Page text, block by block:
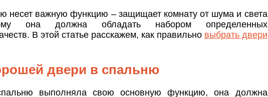
несет важную функцию – защищает комнату от шума и света
она должна обладать набором определенных
В этой статье расскажем, как правильно выбрать двери
двери в спальню
выполняла свою основную функцию, она должна